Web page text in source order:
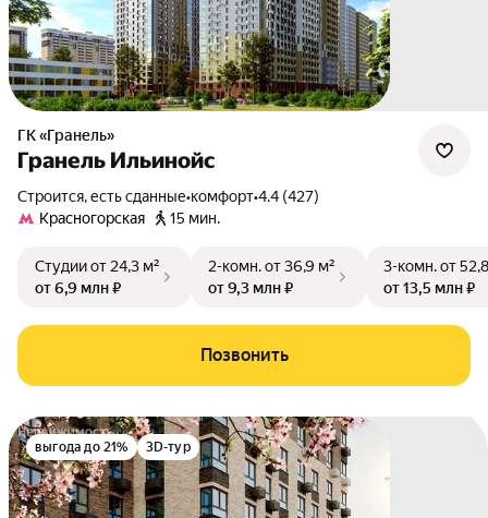
ГК «Гранель»
Гранель Ильинойс
Строится, есть сданные•комфорт•4.4 (427)
Красногорская
15 мин.
Студииот 24,3 м²
от 6,9 млн ₽
2-комн.от 36,9 м²
от 9,3 млн ₽
3-комн.от
от 13,5 млн ₽
Позвонить
выгода до 21% 3D-тур